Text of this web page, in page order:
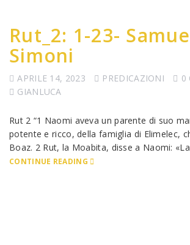
Rut_2: 1-23-
Simoni
APRILE 14, 2023 PREDICAZIONI
0
GIANLUCA
Rut 2 “1 Naomi aveva un parente di suo
potente e ricco, della famiglia di Elimelec,
Boaz. 2 Rut, la Moabita, disse a Naomi:
CONTINUE READING